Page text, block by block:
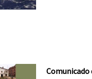
Comunicado